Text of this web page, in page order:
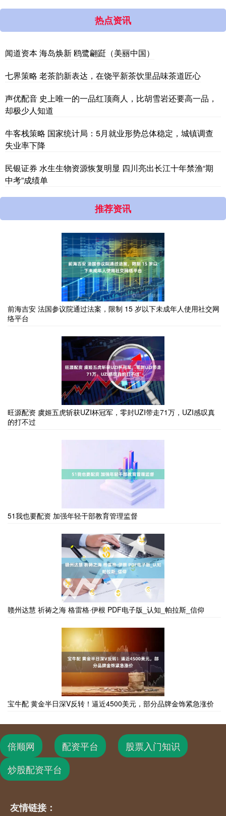
热点资讯
闻道资本 海岛焕新 鸥鹭翩跹（美丽中国）
七界策略 老茶韵新表达，在饶平新茶饮里品味茶道匠心
声优配音 史上唯一的一品红顶商人，比胡雪岩还要高一品，
却极少人知道
牛客栈策略 国家统计局：5月就业形势总体稳定，城镇调查
失业率下降
民银证券 水生生物资源恢复明显 四川亮出长江十年禁渔“期
中考”成绩单
推荐资讯
前海吉安 法国参议院通过法案，限制 15 岁以下未成年人使用社交网
络平台
旺源配资 虞姬五虎斩获UZI杯冠军，零封UZI带走71万，UZI感叹真
的打不过
51我也要配资 加强年轻干部教育管理监督
赣州达慧 祈祷之海 格雷格·伊根 PDF电子版_认知_帕拉斯_信仰
宝牛配 黄金半日深V反转！逼近4500美元，部分品牌金饰紧急涨价
倍顺网 配资平台
股票入门知识
炒股配资平台
友情链接：